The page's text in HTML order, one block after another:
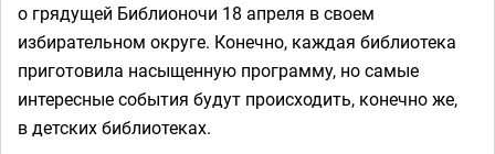
о грядущей Библионочи 18 апреля в своем
избирательном округе. Конечно, каждая библиотека
приготовила насыщенную программу, но самые
интересные события будут происходить, конечно же,
в детских библиотеках.